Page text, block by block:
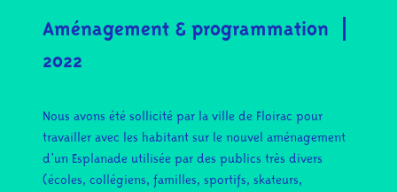
Aménagement & programmation
2022
Nous avons été sollicité par la ville de Floirac pour
travailler avec les habitant sur le nouvel aménagement
d’un Esplanade utilisée par des publics très divers
(écoles, collégiens, familles, sportifs, skateurs,